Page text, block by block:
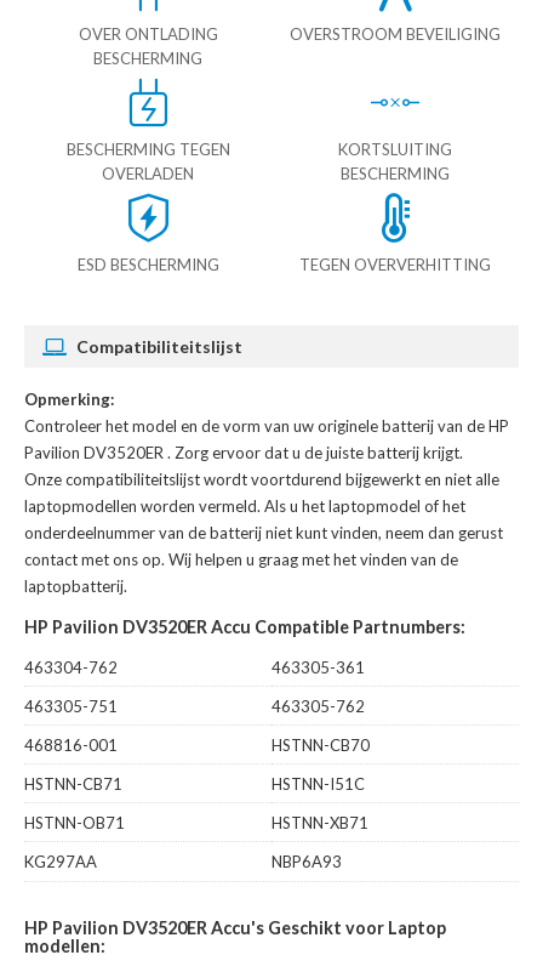
OVER ONTLADING
BESCHERMING
OVERSTROOM BEVEILIGING
BESCHERMING TEGEN
OVERLADEN
KORTSLUITING
BESCHERMING
ESD BESCHERMING TEGEN OVERVERHITTING
Compatibiliteitslijst
Opmerking:
Controleer het model en de vorm van uw originele batterij van de HP
Pavilion DV3520ER. Zorg ervoor dat u de juiste batterij krijgt.
Onze compatibiliteitslijst wordt voortdurend bijgewerkt en niet alle
laptopmodellen worden vermeld. Als u het laptopmodel of het
onderdeelnummer van de batterij niet kunt vinden, neem dan gerust
contact met ons op. Wij helpen u graag met het vinden van de
laptopbatterij.
HP Pavilion DV3520ER Accu Compatible Partnumbers:
463304-762
463305-361
463305-751
463305-762
468816-001
HSTNN-CB70
HSTNN-CB71
HSTNN-I51C
HSTNN-OB71
HSTNN-XB71
KG297AA
NBP6A93
HP Pavilion DV3520ER Accu's Geschikt voor Laptop
modellen: